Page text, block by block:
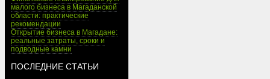
малого бизнеса в Магаданской
области: практические
рекомендации
Открытие бизнеса в Магадане:
реальные затраты, сроки и
подводные камни
ПОСЛЕДНИЕ СТАТЬИ